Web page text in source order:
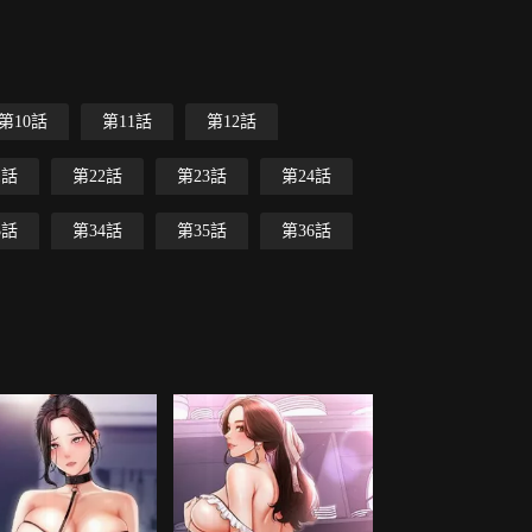
10話 第11話 第12話
第22話 第23話 第24話
第34話 第35話 第36話